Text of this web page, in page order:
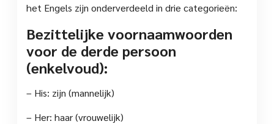
het Engels zijn onderverdeeld in drie categorieën:
Bezittelijke voornaamwoorden
voor de derde persoon
(enkelvoud):
– His: zijn (mannelijk)
– Her: haar (vrouwelijk)